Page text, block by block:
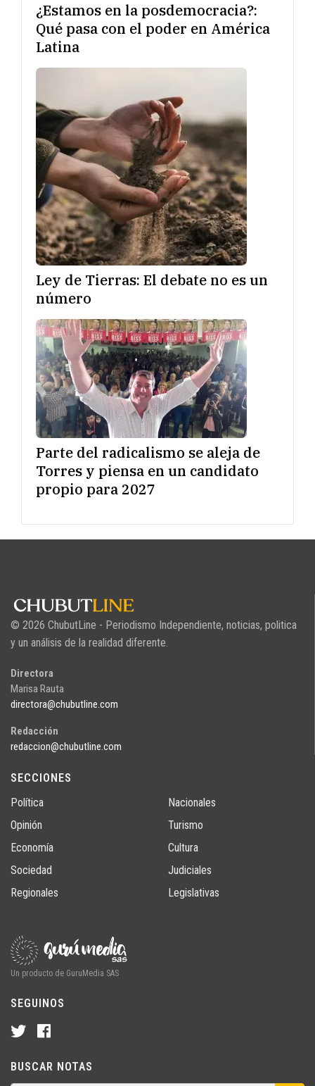
¿Estamos en la posdemocracia?:
Qué pasa con el poder en América
Latina
Ley de Tierras: El debate no es un
número
Parte del radicalismo se aleja de
Torres y piensa en un candidato
propio para 2027
© 2026 ChubutLine - Periodismo Independiente, noticias, politica
y un análisis de la realidad diferente.
Directora
Marisa Rauta
directora@chubutline.com
Redacción
redaccion@chubutline.com
SECCIONES
Política
Opinión
Economía
Sociedad
Regionales
Nacionales
Turismo
Cultura
Judiciales
Legislativas
Un producto de GuruMedia SAS
SEGUINOS
BUSCAR NOTAS